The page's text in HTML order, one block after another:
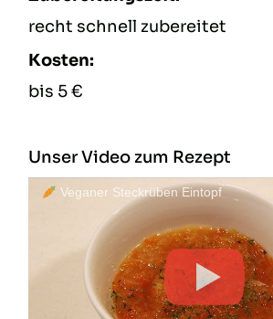
recht schnell zubereitet
Kosten:
bis 5 €
Unser Video zum Rezept
Veganer Steckrüben Eintopf